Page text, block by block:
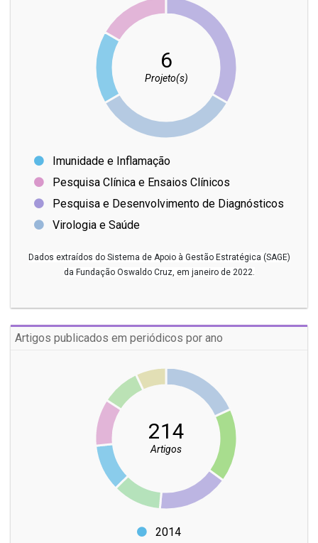
6
Projeto(s)
Imunidade e Inflamação
Pesquisa Clínica e Ensaios Clínicos
Pesquisa e Desenvolvimento de Diagnósticos
Virologia e Saúde
Dados extraídos do Sistema de Apoio à Gestão Estratégica (SAGE)
da Fundação Oswaldo Cruz, em janeiro de 2022.
Artigos publicados em periódicos por ano
214
Artigos
2014